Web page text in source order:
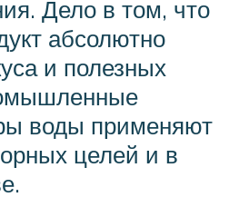
Дело в том, что
абсолютно
и полезных
воды применяют
целей и в